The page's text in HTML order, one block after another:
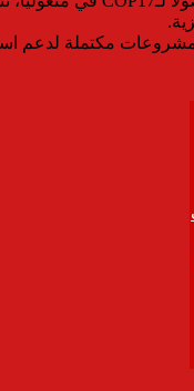
مكتملة لدعم